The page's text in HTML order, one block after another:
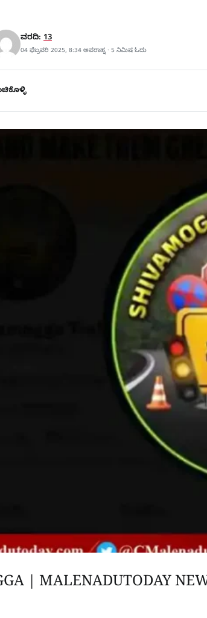
ವರದಿ: 13
04 ಫೆಬ್ರವರಿ 2025, 8:34 ಅಪರಾಹ್ನ · 5 ನಿಮಿಷ ಓದು
| MALENADUTODAY